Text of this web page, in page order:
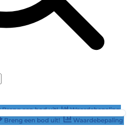
Breng een bod uit!
Waardebepaling
Breng een bod uit! Waardebepaling